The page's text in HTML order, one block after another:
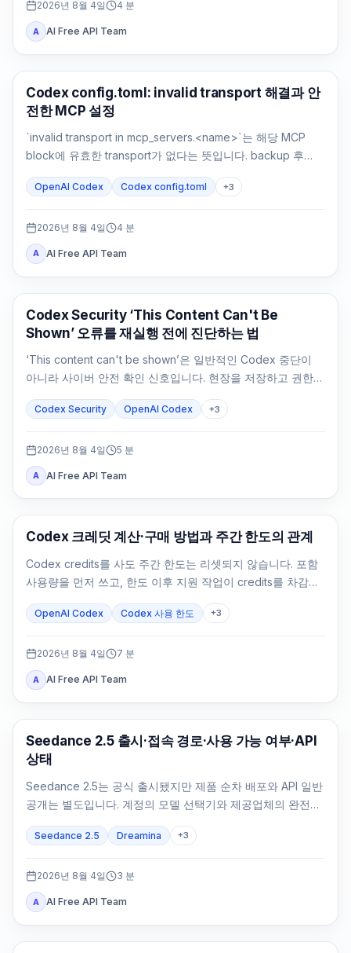
2026년 8월 4일 4 분
A AI Free API Team
AI 개발 도구
Codex config.toml: invalid transport 해결과 안
전한 MCP 설정
`invalid transport in mcp_servers.<name>`는 해당 MCP
block에 유효한 transport가 없다는 뜻입니다. backup 후
하세요.
OpenAI Codex Codex config.toml +3
2026년 8월 4일 4 분
A AI Free API Team
OpenAI Codex
Codex Security ‘This Content Can't Be
Shown’ 오류를 재실행 전에 진단하는 법
‘This content can't be shown’은 일반적인 Codex 중단이
아니라 사이버 안전 확인 신호입니다. 현장을 저장하고 권한을
Codex Security OpenAI Codex +3
2026년 8월 4일 5 분
A AI Free API Team
AI Development Tools
Codex 크레딧 계산·구매 방법과 주간 한도의 관계
Codex credits를 사도 주간 한도는 리셋되지 않습니다. 포함
사용량을 먼저 쓰고, 한도 이후 지원 작업이 credits를 차감합
OpenAI Codex Codex 사용 한도 +3
2026년 8월 4일 7 분
A AI Free API Team
AI Video Generation
Seedance 2.5 출시·접속 경로·사용 가능 여부·API
상태
Seedance 2.5는 공식 출시됐지만 제품 순차 배포와 API 일반
공개는 별도입니다. 계정의 모델 선택기와 제공업체의 완전한
Seedance 2.5 Dreamina +3
2026년 8월 4일 3 분
A AI Free API Team